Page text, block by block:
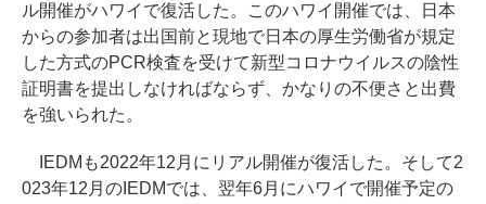
ル開催がハワイで復活した。このハワイ開催では、日本
からの参加者は出国前と現地で日本の厚生労働省が規定
した方式のPCR検査を受けて新型コロナウイルスの陰性
証明書を提出しなければならず、かなりの不便さと出費
を強いられた。
IEDMも2022年12月にリアル開催が復活した。そして2
023年12月のIEDMでは、翌年6月にハワイで開催予定の